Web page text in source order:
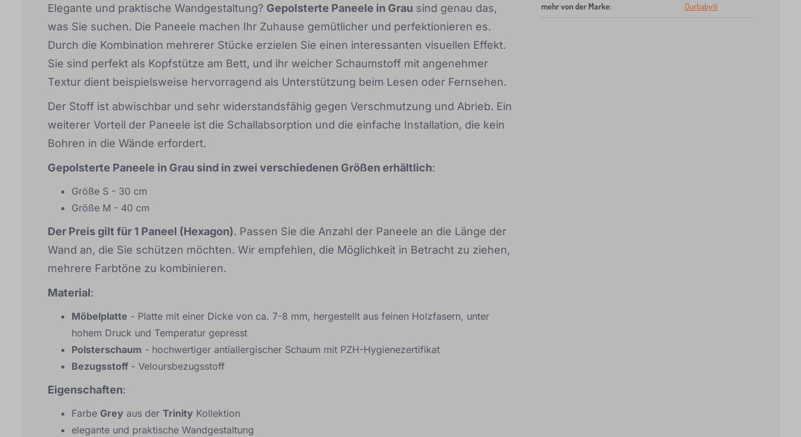
Elegante und praktische Wandgestaltung? Gepolsterte Paneele in Grau sind genau das,
was Sie suchen. Die Paneele machen Ihr Zuhause gemütlicher und perfektionieren es.
Durch die Kombination mehrerer Stücke erzielen Sie einen interessanten visuellen Effekt.
Sie sind perfekt als Kopfstütze am Bett, und ihr weicher Schaumstoff mit angenehmer
Textur dient beispielsweise hervorragend als Unterstützung beim Lesen oder Fernsehen.
Der Stoff ist abwischbar und sehr widerstandsfähig gegen Verschmutzung und Abrieb. Ein
weiterer Vorteil der Paneele ist die Schallabsorption und die einfache Installation, die kein
Bohren in die Wände erfordert.
Gepolsterte Paneele in Grau sind in zwei verschiedenen Größen erhältlich:
Größe S - 30 cm
Größe M - 40 cm
Der Preis gilt für 1 Paneel (Hexagon). Passen Sie die Anzahl der Paneele an die Länge der
Wand an, die Sie schützen möchten. Wir empfehlen, die Möglichkeit in Betracht zu ziehen,
mehrere Farbtöne zu kombinieren.
Material:
Möbelplatte - Platte mit einer Dicke von ca. 7-8 mm, hergestellt aus feinen Holzfasern, unter
hohem Druck und Temperatur gepresst
Polsterschaum - hochwertiger antiallergischer Schaum mit PZH-Hygienezertifikat
Bezugsstoff - Veloursbezugsstoff
Eigenschaften:
Farbe Grey aus der Trinity Kollektion
elegante und praktische Wandgestaltung
mehr von der Marke: Ourbaby®